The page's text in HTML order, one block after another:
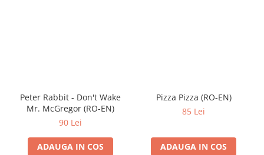
Peter Rabbit - Don't Wake
Mr. McGregor (RO-EN)
90 Lei
ADAUGA IN COS
Pizza Pizza (RO-EN)
85 Lei
ADAUGA IN COS